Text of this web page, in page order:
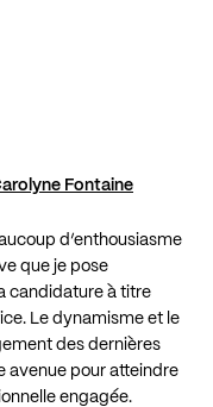
Fontaine
d’enthousiasme
que je pose
candidature à titre
Le dynamisme et le
des dernières
avenue pour atteindre
engagée.